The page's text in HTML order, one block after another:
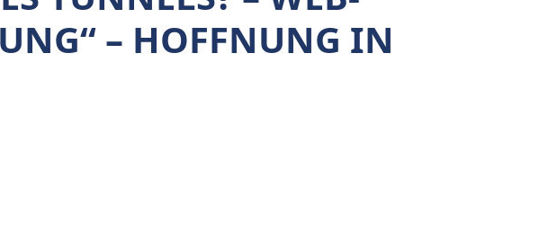
– HOFFNUNG IN